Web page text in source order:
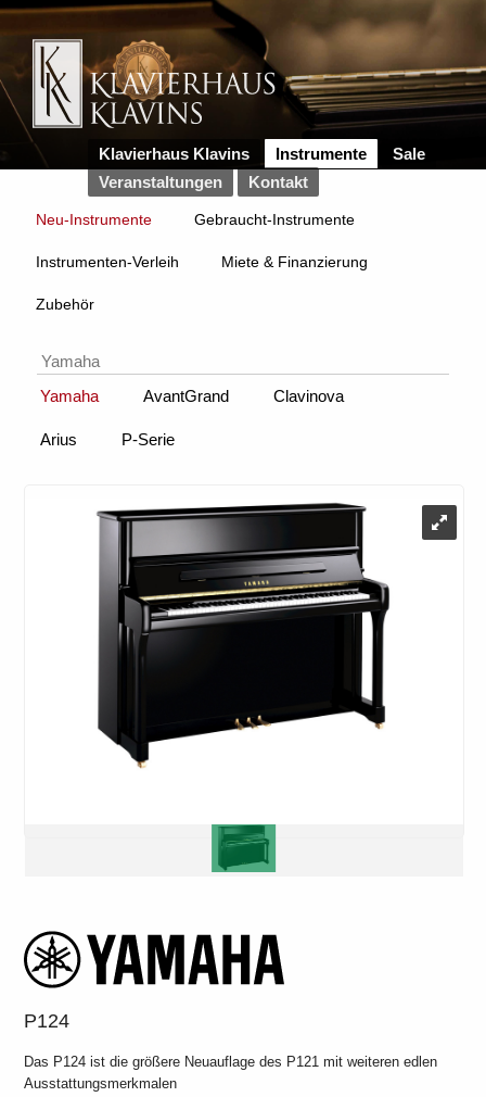
Klavierhaus Klavins Instrumente
Sale
Veranstaltungen
Kontakt
Neu-Instrumente Gebraucht-Instrumente
Instrumenten-Verleih Miete & Finanzierung
Zubehör
Yamaha
Yamaha
AvantGrand Clavinova
Arius P-Serie
P124
Das P124 ist die größere Neuauflage des P121 mit weiteren edlen
Ausstattungsmerkmalen